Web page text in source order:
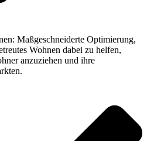
Maßgeschneiderte Optimierung,
Wohnen dabei zu helfen,
anzuziehen und ihre